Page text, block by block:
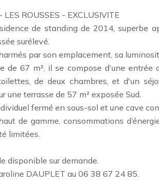
ROUSSES - EXCLUSIVITE
de standing de 2014, superbe
surélevé.
par son emplacement, sa
de 67 m², il se compose d'une entrée
de deux chambres, et d'un
une terrasse de 57 m² exposée Sud.
fermé en sous-sol et une cave
de gamme, consommations
limitées.
disponible sur demande.
DAUPLET au 06 38 67 24 85.